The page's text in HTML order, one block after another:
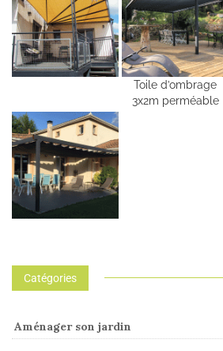
Toile d’ombrage
3x2m perméable
Catégories
Aménager son jardin